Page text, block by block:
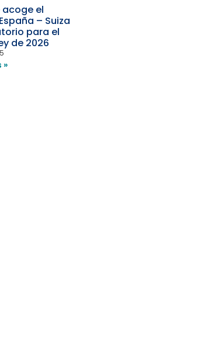
el
– Suiza
para el
de 2026
»